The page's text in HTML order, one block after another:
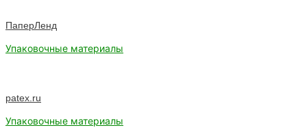
ПаперЛенд
Упаковочные материалы
patex.ru
Упаковочные материалы